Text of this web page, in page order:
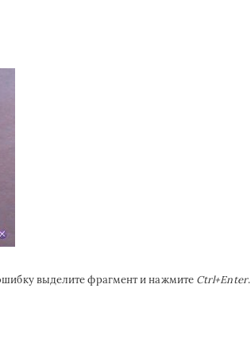
выделите фрагмент и нажмите Ctrl+Enter.